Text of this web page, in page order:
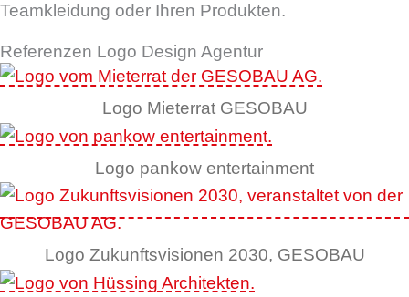
Teamkleidung oder Ihren Produkten.
Referenzen Logo Design Agentur
Logo Mieterrat GESOBAU
Logo pankow entertainment
Logo Zukunftsvisionen 2030, GESOBAU